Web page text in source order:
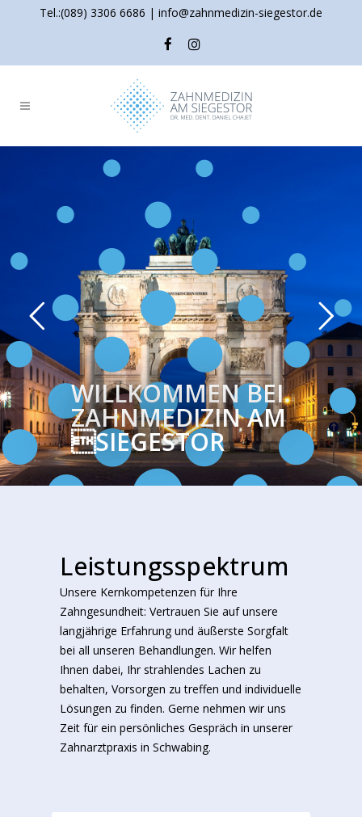
Tel.:(089) 3306 6686 | info@zahnmedizin-siegestor.de
WILLKOMMEN BEI
ZAHNMEDIZIN AM
SIEGESTOR
Leistungsspektrum
Unsere Kernkompetenzen für Ihre
Zahngesundheit: Vertrauen Sie auf unsere
langjährige Erfahrung und äußerste Sorgfalt
bei all unseren Behandlungen. Wir helfen
Ihnen dabei, Ihr strahlendes Lachen zu
behalten, Vorsorgen zu treffen und individuelle
Lösungen zu finden. Gerne nehmen wir uns
Zeit für ein persönliches Gespräch in unserer
Zahnarztpraxis in Schwabing.